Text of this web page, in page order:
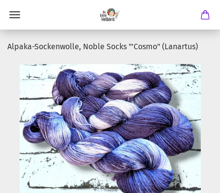
Alpaka-Sockenwolle, Noble Socks "'Cosmo" (Lanartus)